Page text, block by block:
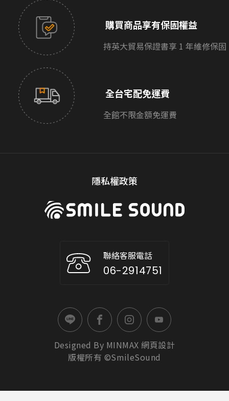
購買商品享有保固權益
持英大貿易保證書享 1 年維修保固
全台宅配免運費
全館不限金額免運費
隱私權政策
聯絡客服電話
06-2914751
Designed By MINMAX 網頁設計
版權所有 ©SmileSound